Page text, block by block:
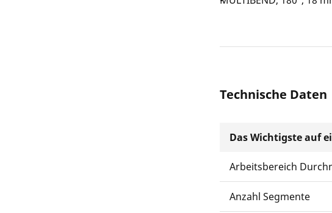
Technische Daten
Das Wichtigste auf
Arbeitsbereich
Anzahl Segmente